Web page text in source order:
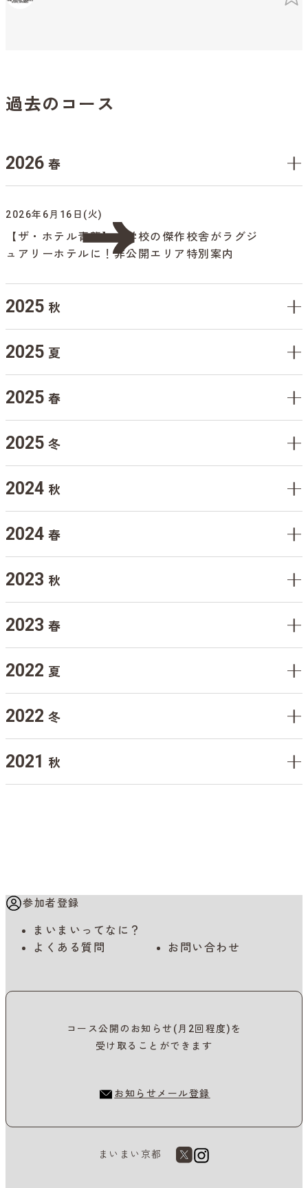
過去のコース
2026 春
2026年6月16日(火)
【ザ・ホテル青龍】小学校の傑作校舎がラグジ
ュアリーホテルに！非公開エリア特別案内
2025 秋
2025 夏
2025 春
2025 冬
2024 秋
2024 春
2023 秋
2023 春
2022 夏
2022 冬
2021 秋
参加者登録
まいまいってなに？
よくある質問
お問い合わせ
コース公開のお知らせ(月2回程度)を
受け取ることができます
お知らせメール登録
まいまい京都